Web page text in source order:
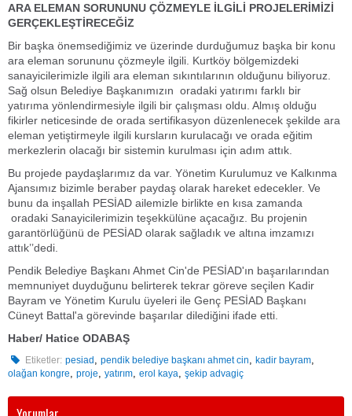
ARA ELEMAN SORUNUNU ÇÖZMEYLE İLGİLİ PROJELERİMİZİ
GERÇEKLEŞTİRECEĞİZ
Bir başka önemsediğimiz ve üzerinde durduğumuz başka bir konu
ara eleman sorununu çözmeyle ilgili. Kurtköy bölgemizdeki
sanayicilerimizle ilgili ara eleman sıkıntılarının olduğunu biliyoruz.
Sağ olsun Belediye Başkanımızın oradaki yatırımı farklı bir
yatırıma yönlendirmesiyle ilgili bir çalışması oldu. Almış olduğu
fikirler neticesinde de orada sertifikasyon düzenlenecek şekilde ara
eleman yetiştirmeyle ilgili kursların kurulacağı ve orada eğitim
merkezlerin olacağı bir sistemin kurulması için adım attık.
Bu projede paydaşlarımız da var. Yönetim Kurulumuz ve Kalkınma
Ajansımız bizimle beraber paydaş olarak hareket edecekler. Ve
bunu da inşallah PESİAD ailemizle birlikte en kısa zamanda
oradaki Sanayicilerimizin teşekkülüne açacağız. Bu projenin
garantörlüğünü de PESİAD olarak sağladık ve altına imzamızı
attık’’dedi.
Pendik Belediye Başkanı Ahmet Cin'de PESİAD'ın başarılarından
memnuniyet duyduğunu belirterek tekrar göreve seçilen Kadir
Bayram ve Yönetim Kurulu üyeleri ile Genç PESİAD Başkanı
Cüneyt Battal'a görevinde başarılar dilediğini ifade etti.
Haber/ Hatice ODABAŞ
Etiketler: pesiad ,pendik belediye başkanı ahmet cin ,kadir bayram
olağan kongre proje yatırım erol kaya şekip advagiç